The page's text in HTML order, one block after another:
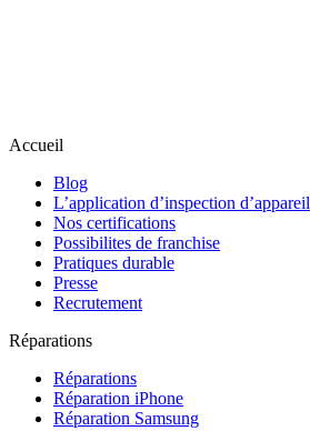
Accueil
Blog
L’application d’inspection d’appareil
Nos certifications
Possibilites de franchise
Pratiques durable
Presse
Recrutement
Réparations
Réparations
Réparation iPhone
Réparation Samsung